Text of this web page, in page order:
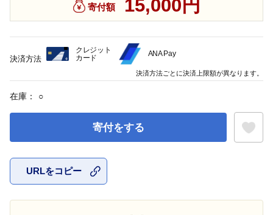
寄付額 15,000円
在庫： ○
寄付をする
URLをコピー
決済方法
クレジット
カード
ANA Pay
決済方法ごとに決済上限額が異なります。